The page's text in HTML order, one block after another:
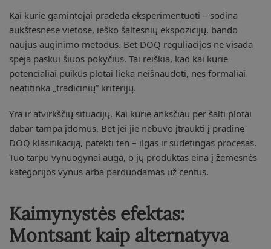
Kai kurie gamintojai pradeda eksperimentuoti – sodina
aukštesnėse vietose, ieško šaltesnių ekspozicijų, bando
naujus auginimo metodus. Bet DOQ reguliacijos ne visada
spėja paskui šiuos pokyčius. Tai reiškia, kad kai kurie
potencialiai puikūs plotai lieka neišnaudoti, nes formaliai
neatitinka „tradicinių” kriterijų.
Yra ir atvirkščių situacijų. Kai kurie anksčiau per šalti plotai
dabar tampa įdomūs. Bet jei jie nebuvo įtraukti į pradinę
DOQ klasifikaciją, patekti ten – ilgas ir sudėtingas procesas.
Tuo tarpu vynuogynai auga, o jų produktas eina į žemesnės
kategorijos vynus arba parduodamas už centus.
Kaimynystės efektas:
Montsant kaip alternatyva